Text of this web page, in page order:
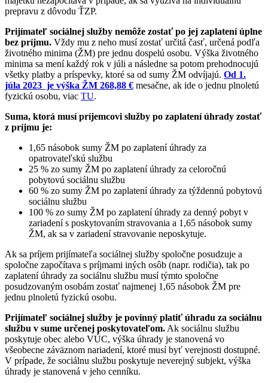
prepravu z dôvodu ŤZP.
Prijímateľ sociálnej služby nemôže zostať po jej zaplatení úplne
bez príjmu. Vždy mu z neho musí zostať určitá časť, určená podľa
životného minima (ŽM) pre jednu dospelú osobu. Výška životného
minima sa mení každý rok v júli a následne sa potom prehodnocujú
všetky platby a príspevky, ktoré sa od sumy ŽM odvíjajú. Od 1.
júla 2023 je výška ŽM 268,88 € mesačne, ak ide o jednu plnoletú
fyzickú osobu, viac TU.
Suma, ktorá musí príjemcovi služby po zaplatení úhrady zostať
z príjmu je:
1,65 násobok sumy ŽM po zaplatení úhrady za
opatrovateľskú službu
25 % zo sumy ŽM po zaplatení úhrady za celoročnú
pobytovú sociálnu službu
60 % zo sumy ŽM po zaplatení úhrady za týždennú pobytovú
sociálnu službu
100 % zo sumy ŽM po zaplatení úhrady za denný pobyt v
zariadení s poskytovaním stravovania a 1,65 násobok sumy
ŽM, ak sa v zariadení stravovanie neposkytuje.
Ak sa príjem prijímateľa sociálnej služby spoločne posudzuje a
spoločne započítava s príjmami iných osôb (napr. rodičia), tak po
zaplatení úhrady za sociálnu službu musí týmto spoločne
posudzovaným osobám zostať najmenej 1,65 násobok ŽM pre
jednu plnoletú fyzickú osobu.
Prijímateľ sociálnej služby je povinný platiť úhradu za sociálnu
službu v sume určenej poskytovateľom. Ak sociálnu službu
poskytuje obec alebo VÚC, výška úhrady je stanovená vo
všeobecne záväznom nariadení, ktoré musí byť verejnosti dostupné.
V prípade, že sociálnu službu poskytuje neverejný subjekt, výška
úhrady je stanovená v jeho cenníku.